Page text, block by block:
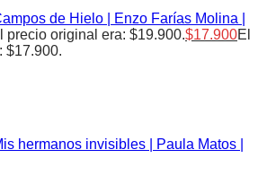
de Hielo | Enzo Farías Molina |
precio original era: $19.900.$17.900El
$17.900.
hermanos invisibles | Paula Matos |